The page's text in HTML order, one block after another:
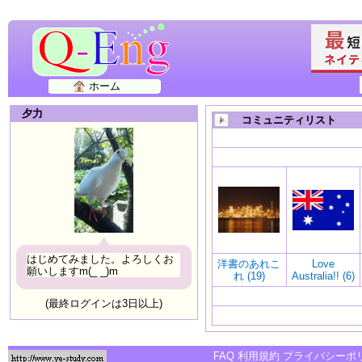
ホーム
夕力
はじめてみました。よろしくお
願いしますm(_ _)m
(最終ログインは3日以上)
コミュニティリスト
洋書のあれこ
れ (19)
Love
Australia!! (6)
FAQ 利用規約 プライバシーポ